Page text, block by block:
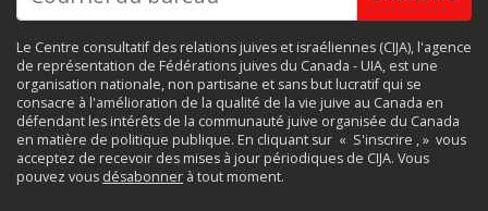
Le Centre consultatif des relations juives et israéliennes (CIJA), l'agence
de représentation de Fédérations juives du Canada - UIA, est une
organisation nationale, non partisane et sans but lucratif qui se
consacre à l'amélioration de la qualité de la vie juive au Canada en
défendant les intérêts de la communauté juive organisée du Canada
en matière de politique publique. En cliquant sur « S'inscrire , » vous
acceptez de recevoir des mises à jour périodiques de CIJA. Vous
pouvez vous désabonner à tout moment.